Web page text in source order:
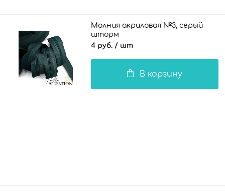
Молния акриловая №3, серый
шторм
4 руб. / шт
В корзину